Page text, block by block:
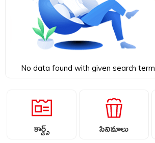
No data found with given search term
కార్డ్స్ సినిమాలు